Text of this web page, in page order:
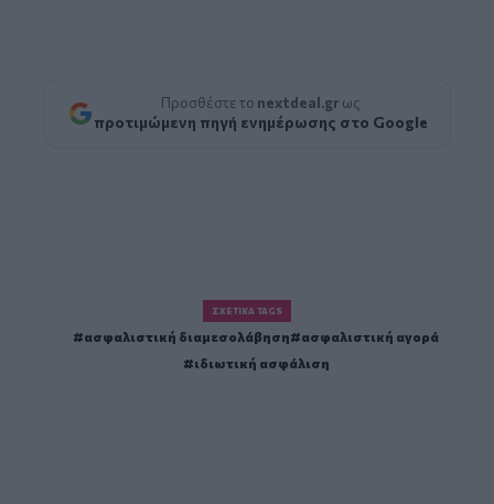
Προσθέστε το nextdeal.gr ως
προτιμώμενη πηγή ενημέρωσης στο Google
ΣΧΕΤΙΚΆ TAGS
ασφαλιστική διαμεσολάβηση
ασφαλιστική αγορά
ιδιωτική ασφάλιση